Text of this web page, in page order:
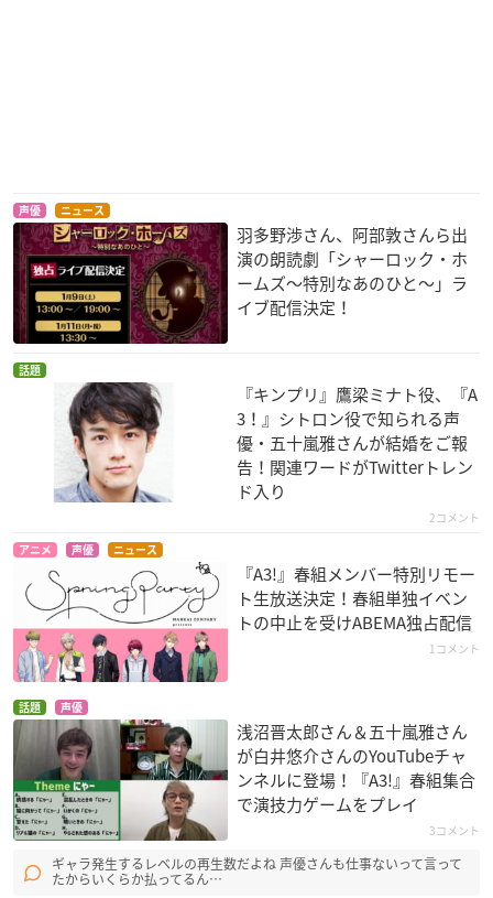
声優 ニュース
羽多野渉さん、阿部敦さんら出
演の朗読劇「シャーロック・ホ
ームズ～特別なあのひと～」ラ
イブ配信決定！
話題
『キンプリ』鷹梁ミナト役、『A
3！』シトロン役で知られる声
優・五十嵐雅さんが結婚をご報
告！関連ワードがTwitterトレン
ド入り
2コメント
アニメ 声優 ニュース
『A3!』春組メンバー特別リモー
ト生放送決定！春組単独イベン
トの中止を受けABEMA独占配信
1コメント
話題 声優
浅沼晋太郎さん＆五十嵐雅さん
が白井悠介さんのYouTubeチャ
ンネルに登場！『A3!』春組集合
で演技力ゲームをプレイ
3コメント
ギャラ発生するレベルの再生数だよね 声優さんも仕事ないって言って
たからいくらか払ってるん…